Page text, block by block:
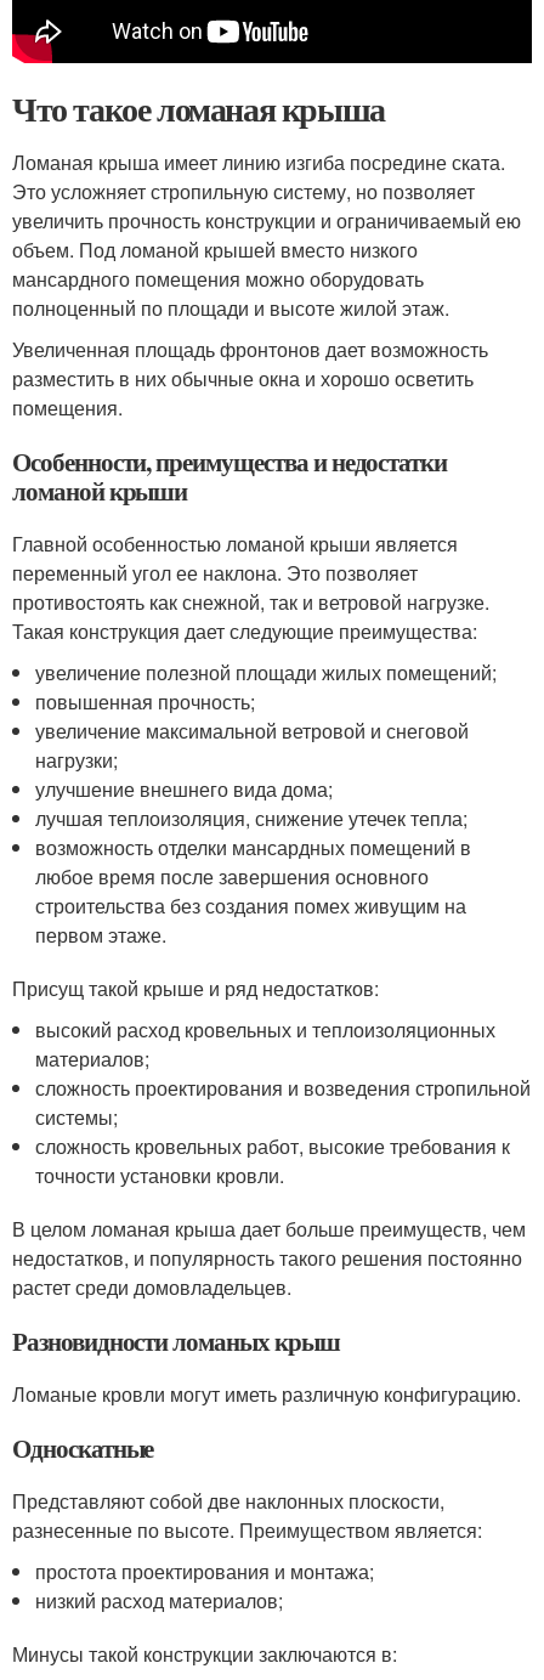
Что такое ломаная крыша
Ломаная крыша имеет линию изгиба посредине ската.
Это усложняет стропильную систему, но позволяет
увеличить прочность конструкции и ограничиваемый ею
объем. Под ломаной крышей вместо низкого
мансардного помещения можно оборудовать
полноценный по площади и высоте жилой этаж.
Увеличенная площадь фронтонов дает возможность
разместить в них обычные окна и хорошо осветить
помещения.
Особенности, преимущества и недостатки
ломаной крыши
Главной особенностью ломаной крыши является
переменный угол ее наклона. Это позволяет
противостоять как снежной, так и ветровой нагрузке.
Такая конструкция дает следующие преимущества:
увеличение полезной площади жилых помещений;
повышенная прочность;
увеличение максимальной ветровой и снеговой
нагрузки;
улучшение внешнего вида дома;
лучшая теплоизоляция, снижение утечек тепла;
возможность отделки мансардных помещений в
любое время после завершения основного
строительства без создания помех живущим на
первом этаже.
Присущ такой крыше и ряд недостатков:
высокий расход кровельных и теплоизоляционных
материалов;
сложность проектирования и возведения стропильной
системы;
сложность кровельных работ, высокие требования к
точности установки кровли.
В целом ломаная крыша дает больше преимуществ, чем
недостатков, и популярность такого решения постоянно
растет среди домовладельцев.
Разновидности ломаных крыш
Ломаные кровли могут иметь различную конфигурацию.
Односкатные
Представляют собой две наклонных плоскости,
разнесенные по высоте. Преимуществом является:
простота проектирования и монтажа;
низкий расход материалов;
Минусы такой конструкции заключаются в: